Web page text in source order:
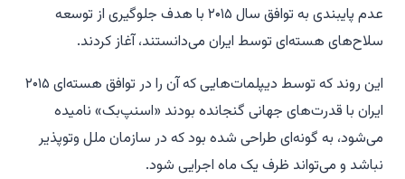
عدم پایبندی به توافق سال ۲۰۱۵ با هدف جلوگیری از توسعه
سلاح‌های هسته‌ای توسط ایران می‌دانستند، آغاز کردند.
این روند که توسط دیپلمات‌هایی که آن را در توافق هسته‌ای ۲۰۱۵
ایران با قدرت‌های جهانی گنجانده بودند «اسنپ‌بک» نامیده
می‌شود، به گونه‌ای طراحی شده بود که در سازمان ملل وتوپذیر
نباشد و می‌تواند ظرف یک ماه اجرایی شود.